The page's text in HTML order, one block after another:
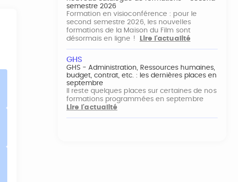
semestre 2026
Formation en visioconférence : pour le
second semestre 2026, les nouvelles
formations de la Maison du Film sont
désormais en ligne !
Lire l'actualité
GHS
GHS - Administration, Ressources humaines,
budget, contrat, etc. : les dernières places en
septembre
Il reste quelques places sur certaines de nos
formations programmées en septembre
Lire l'actualité